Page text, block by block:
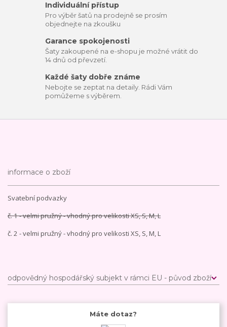
Individuální přístup
Pro výběr šatů na prodejně se prosím
objednejte na zkoušku
Garance spokojenosti
Šaty zakoupené na e-shopu je možné vrátit do
14 dnů od převzetí.
Každé šaty dobře známe
Nebojte se zeptat na detaily. Rádi Vám
pomůžeme s výběrem.
informace o zboží
Svatební podvazky
č. 1 - velmi pružný - vhodný pro velikosti XS, S, M, L
č. 2 - velmi pružný - vhodný pro velikosti XS, S, M, L
odpovědný hospodářský subjekt v rámci EU - původ zboží
Máte dotaz?